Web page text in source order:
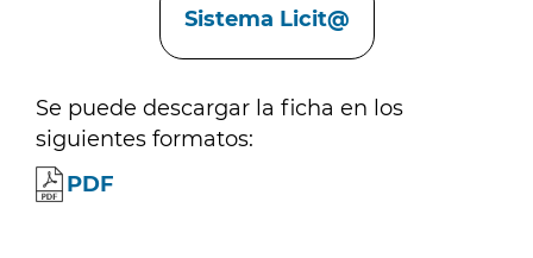
Sistema Licit@
Se puede descargar la ficha en los
siguientes formatos:
PDF